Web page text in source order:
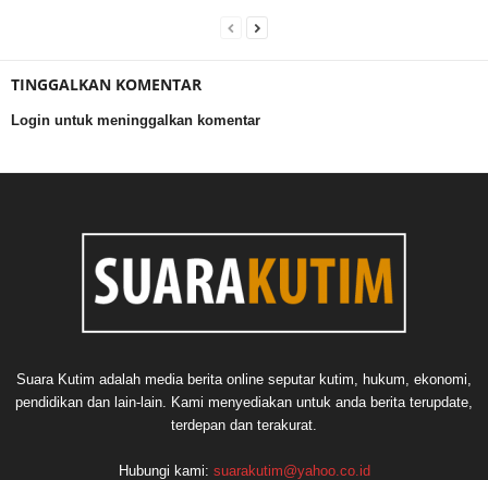
TINGGALKAN KOMENTAR
Login untuk meninggalkan komentar
Suara Kutim adalah media berita online seputar kutim, hukum, ekonomi,
pendidikan dan lain-lain. Kami menyediakan untuk anda berita terupdate,
terdepan dan terakurat.
Hubungi kami: suarakutim@yahoo.co.id